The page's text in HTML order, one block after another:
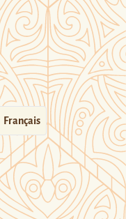
Français